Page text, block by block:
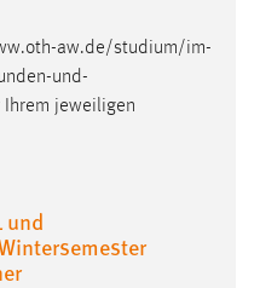
aw.de/studium/im-
und-
jeweiligen
und
wird in diesem Cookie
ist.
Sprache der Website.